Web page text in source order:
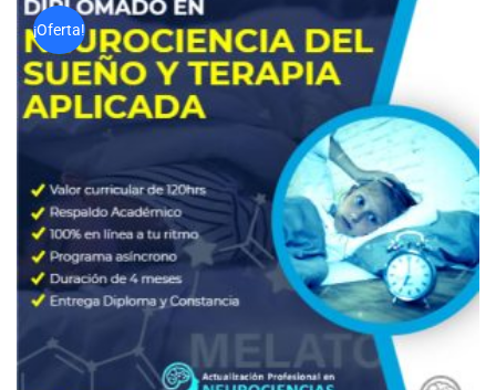
¡Oferta!